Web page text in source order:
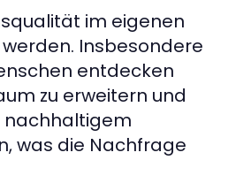
im eigenen
Insbesondere
entdecken
zu erweitern und
nachhaltigem
was die Nachfrage